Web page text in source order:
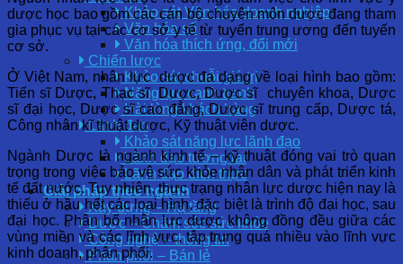
Khảo sát Văn hóa doanh nghiệp
Văn hóa số
Văn hóa thích ứng, đổi mới
Chiến lược
Khảo sát chuỗi giá trị
Năng lực cạnh tranh
Hài lòng khách hàng
Lãnh đạo
Khảo sát năng lực lãnh đạo
Lãnh đạo tương lai
Lãnh đạo đích thực
Giải pháp theo ngành
Xây dựng – Hạ tầng
Dược – Chăm sóc sức khỏe
Công nghệ – thông tin
Phân phối – Bán lẻ
dược học bao gồm các cán bộ chuyên môn dược đang tham
gia phục vụ tại các cơ sở y tế từ tuyến trung ương đến tuyến
cơ sở.
Ở Việt Nam, nhân lực dược đa dạng về loại hình bao gồm:
Tiến sĩ Dược, Thạc sĩ Dược, Dược sĩ chuyên khoa, Dược
sĩ đại học, Dược sĩ cao đẳng, Dược sĩ trung cấp, Dược tá,
Công nhân kĩ thuật dược, Kỹ thuật viên dược.
Ngành Dược là ngành kinh tế – kỹ thuật đóng vai trò quan
trọng trong việc bảo vệ sức khỏe nhân dân và phát triển kinh
tế đất nước. Tuy nhiên, thực trạng nhân lực dược hiện nay là
thiếu ở hầu hết các loại hình, đặc biệt là trình độ đại học, sau
đại học. Phân bố nhân lực dược không đồng đều giữa các
vùng miền và các lĩnh vực, tập trung quá nhiều vào lĩnh vực
kinh doanh, phân phối.